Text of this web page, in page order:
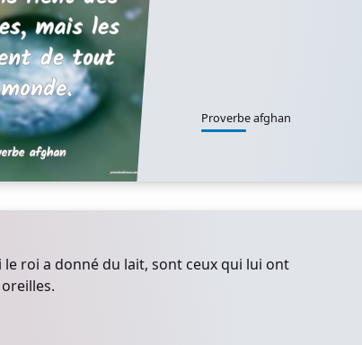
Proverbe afghan
le roi a donné du lait, sont ceux qui lui ont